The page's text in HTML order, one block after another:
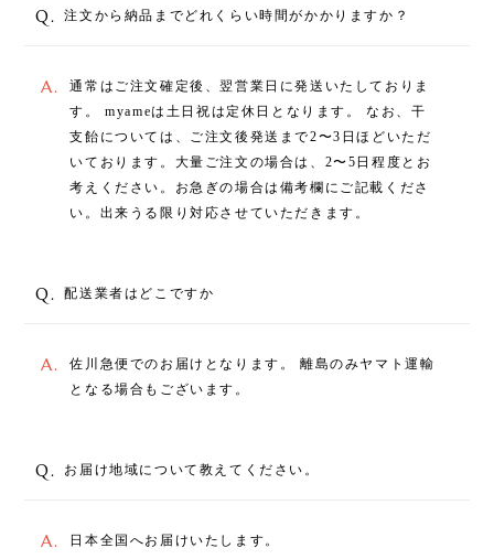
Q. 注文から納品までどれくらい時間がかかりますか？
A.
通常はご注文確定後、翌営業日に発送いたしておりま
す。 myameは土日祝は定休日となります。 なお、干
支飴については、ご注文後発送まで2〜3日ほどいただ
いております。大量ご注文の場合は、2〜5日程度とお
考えください。お急ぎの場合は備考欄にご記載くださ
い。出来うる限り対応させていただきます。
Q. 配送業者はどこですか
A.
佐川急便でのお届けとなります。 離島のみヤマト運輸
となる場合もございます。
Q. お届け地域について教えてください。
A. 日本全国へお届けいたします。